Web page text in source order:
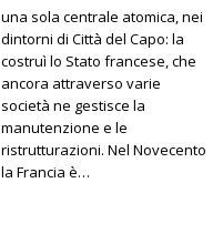
una sola centrale atomica, nei
dintorni di Città del Capo: la
costruì lo Stato francese, che
ancora attraverso varie
società ne gestisce la
manutenzione e le
ristrutturazioni. Nel Novecento
la Francia è…